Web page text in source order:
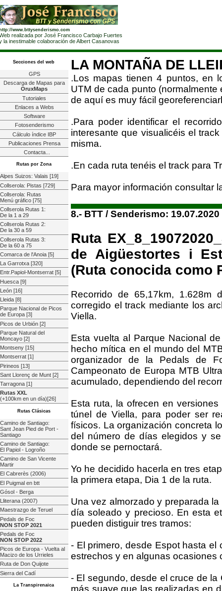
www.bttysenderismo.com
realizada por José Francisco Carbajo Fuertes
la inestimable colaboración de Albert Casanovas
Secciones del web
GPS
Descarga de Mapas para
OruxMaps
Tutoriales
Enlaces a Webs
Software
Fotosenderismo
Cálculo índice IBP
Publicaciones Prensa
Contacta...
Rutas por Zona
Alpes Suizos: Valais [19]
Collserola: Pistas [729]
Collserola: Rutas
Menú gráfico [75]
Collserola Rutas 1:
De la 1 a 29
Collserola Rutas 2:
De la 30 a 59
Collserola Rutas 3:
De la 60 a 75
Comarca de l'Anoia [5]
La Garrotxa [320]
Entr.Papiol-Montserrat [5]
Huesca [9]
León [16]
Lleida [8]
Parque Nacional de Picos
de Europa [3]
Picos de Urbión [2]
Parque Natural del
Moncayo [2]
Montseny [15]
Montserrat [1]
Pirineos [13]
Sant Llorenç de Munt [2]
Tarragona [1]
Rutas XXL
(+100km en un día)[26]
Rutas Clásicas
Camino de Santiago:
Sant Jean Pied de Port -
Santiago
Camino de Santiago:
El Papiol - Logroño
Camino de San Vicente
Martir
El Cabrerès (2006)
El Puigmal en btt
Gósol - Berga
Lliterana (2007)
Maestrazgo de Teruel
Pedals de Foc
NON STOP 2021
Pedals de Foc
NON STOP 2022
Picos de Europa - Vuelta al
Macizo de los Urrieles
Ruta de Don Quijote
Sierra del Cadí
La Transpirenaica
LA MONTAÑA DE
.Los mapas tienen 4 puntos, en
UTM de cada punto
de aquí es muy fácil
.Para poder identificar el
interesante que visualicéis el
misma.
.En cada ruta tenéis el track para
Para mayor información consultar
8.- BTT / Senderismo: 19.07.2020
Ruta
de Aigüestortes i
(Ruta conocida como
Recorrido de 65,17km, 1.628m
corregido el track mediante los
Viella.
Esta vuelta al Parque Nacional
hecho mítica en el mundo del
organizador de la Pedals de
Campeonato de Europa MTB
acumulado, dependiendo del
Esta ruta, la ofrecen en
túnel de Viella, para poder ser
físicos. La organización concreta
del número de días elegidos y
donde se pernoctará.
Yo he decidido hacerla en tres
la primera etapa, Dia 1 de la ruta.
Una vez almorzado y preparada
día soleado y precioso. En esta
pueden distiguir tres tramos:
- El primero, desde Espot hasta
estrechos y en algunas ocasiones
- El segundo, desde el cruce de
más suave que las realizadas en